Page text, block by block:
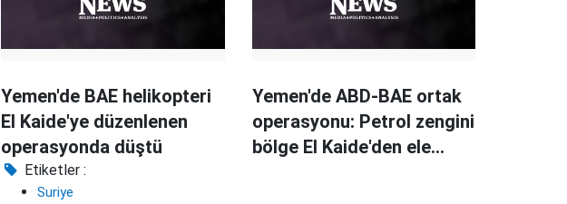
Yemen'de BAE helikopteri
El Kaide'ye düzenlenen
operasyonda düştü
Yemen'de ABD-BAE ortak
operasyonu: Petrol zengini
bölge El Kaide'den ele
Etiketler :
Suriye